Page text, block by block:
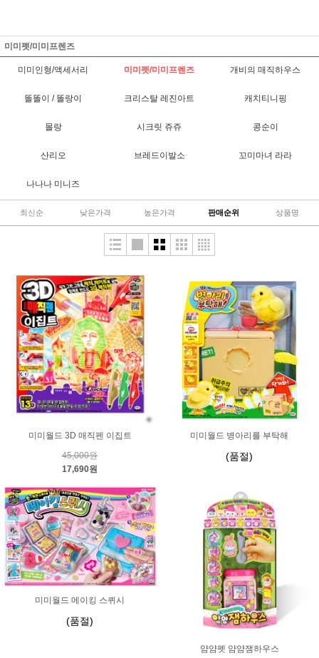
미미펫/미미프렌즈
미미인형/액세서리 미미펫/미미프렌즈 개비의 매직하우스
똘똘이 / 똘랑이 크리스탈 레진아트 캐치티니핑
몰랑 시크릿 쥬쥬 콩순이
산리오 브레드이발소 꼬미마녀 라라
나나나 미니즈
최신순 낮은가격 높은가격 판매순위 상품명
미미월드 3D 매직펜 이집트
45,000원
17,690원
미미월드 병아리를 부탁해
(품절)
미미월드 메이킹 스퀴시
(품절)
얌얌펫 얌얌잼하우스